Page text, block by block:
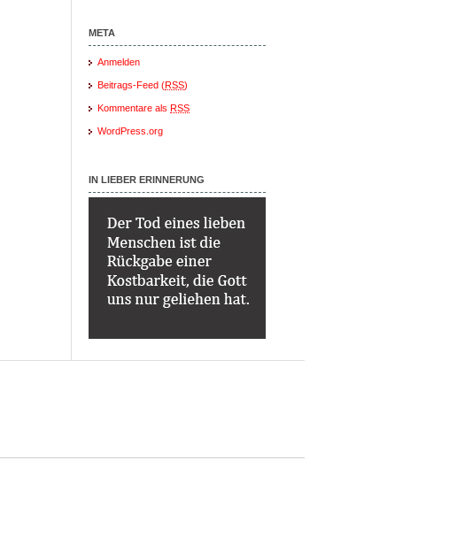
META
Anmelden
Beitrags-Feed (RSS)
Kommentare als RSS
WordPress.org
IN LIEBER ERINNERUNG